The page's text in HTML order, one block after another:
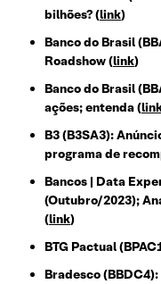
bilhões? (link)
Banco do Brasil
Roadshow (link)
Banco do Brasil
ações; entenda (
B3 (B3SA3):
programa de
Bancos | Data
(Outubro/2023);
(link)
BTG Pactual
Bradesco